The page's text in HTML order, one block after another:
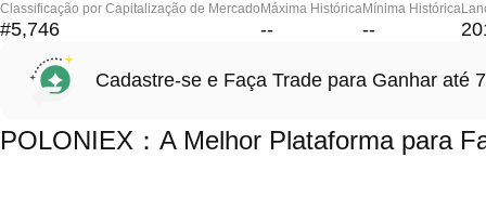
Classificação por Capitalização de Mercado
#5,746
Máxima Histórica
--
Mínima Histórica
--
Cadastre-se e Faça Trade para Ganhar até
POLONIEX：A Melhor Plataforma para